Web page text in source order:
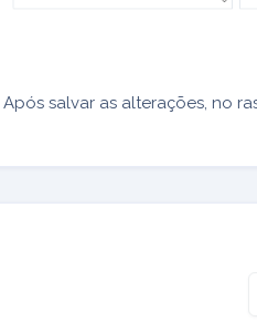
Após salvar as alterações, no